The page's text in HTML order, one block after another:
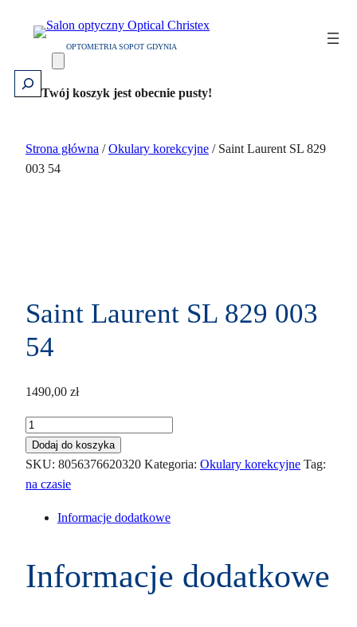
OPTOMETRIA SOPOT GDYNIA
Szukaj
Twój koszyk jest obecnie pusty!
Strona główna /Okulary korekcyjne / Saint Laurent SL 829
003 54
Saint Laurent SL 829 003
54
1490,00 zł
ilość
Saint
Laurent
SL
Dodaj do koszyka
SKU: 8056376620320 Kategoria: Okulary korekcyjne Tag:
na czasie
Informacje dodatkowe
Informacje dodatkowe